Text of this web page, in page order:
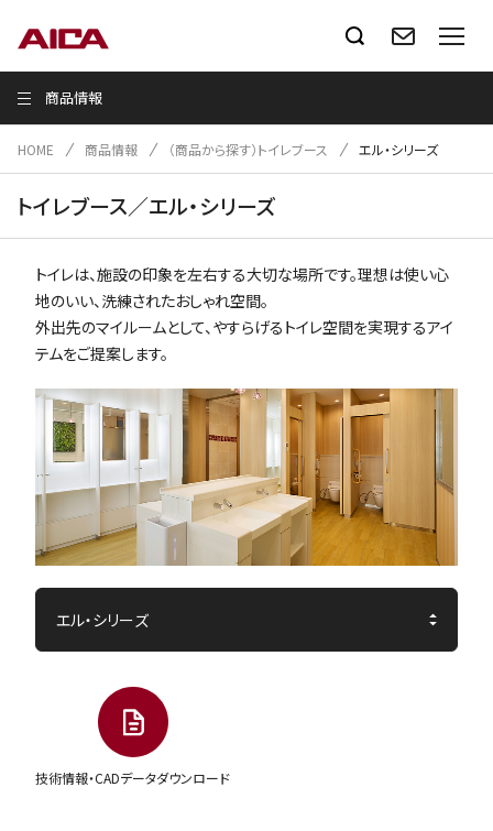
商品情報
HOME 商品情報 （商品から探す）トイレブース エル・シリーズ
トイレブース／エル・シリーズ
トイレは、施設の印象を左右する大切な場所です。理想は使い心
地のいい、洗練されたおしゃれ空間。
外出先のマイルームとして、やすらげるトイレ空間を実現するアイ
テムをご提案します。
技術情報・CADデータダウンロード